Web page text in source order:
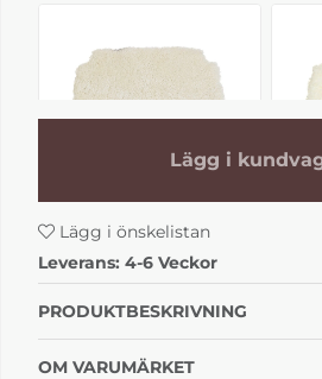
Y Moonlight
4-6 Veckor 4-6
Lägg i
Lägg i önskelistan
Leverans: 4-6 Veckor
PRODUKTBESKRIVNING
OM VARUMÄRKET